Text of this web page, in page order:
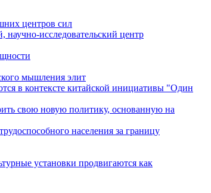
центров сил
исследовательский центр
мышления элит
в контексте китайской инициативы "Один
свою новую политику, основанную на
населения за границу
установки продвигаются как